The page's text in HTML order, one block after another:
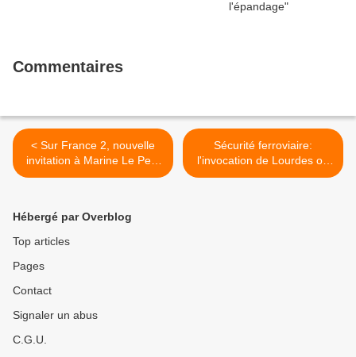
Commentaires
< Sur France 2, nouvelle
invitation à Marine Le Pen:
L’aveu de Pujadas…
Sécurité ferroviaire:
l'invocation de Lourdes ou
de Lisieux ne peut être la
Hébergé par Overblog
Top articles
Pages
Contact
Signaler un abus
C.G.U.